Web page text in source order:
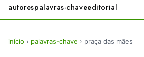
autorespalavras-chaveeditorial
início › palavras-chave › praça das mães